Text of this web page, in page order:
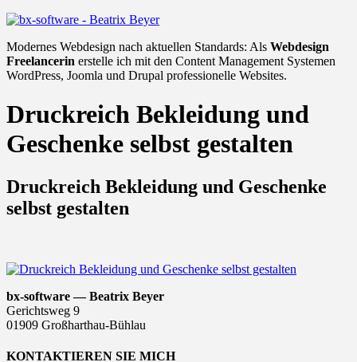
Modernes Webdesign nach aktuellen Standards: Als Webdesign
Freelancerin erstelle ich mit den Content Management Systemen
WordPress, Joomla und Drupal professionelle Websites.
Druckreich Bekleidung und
Geschenke selbst gestalten
Druckreich Bekleidung und Geschenke
selbst gestalten
bx-software — Beatrix Beyer
Gerichtsweg 9
01909 Großharthau-Bühlau
KONTAKTIEREN SIE MICH